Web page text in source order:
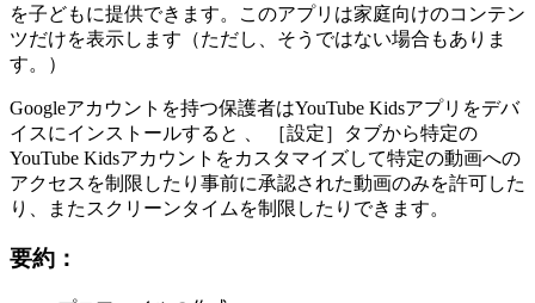
を子どもに提供できます。このアプリは家庭向けのコンテン
ツだけを表示します（ただし、そうではない場合もありま
す。）
Googleアカウントを持つ保護者はYouTube Kidsアプリをデバ
イスにインストールすると 、 ［設定］タブから特定の
YouTube Kidsアカウントをカスタマイズして特定の動画への
アクセスを制限したり事前に承認された動画のみを許可した
り、またスクリーンタイムを制限したりできます。
要約：